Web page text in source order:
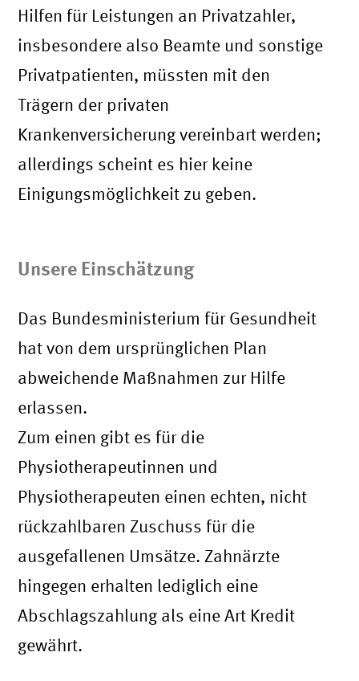
Hilfen für Leistungen an Privatzahler,
insbesondere also Beamte und sonstige
Privatpatienten, müssten mit den
Trägern der privaten
Krankenversicherung vereinbart werden;
allerdings scheint es hier keine
Einigungsmöglichkeit zu geben.
Unsere Einschätzung
Das Bundesministerium für Gesundheit
hat von dem ursprünglichen Plan
abweichende Maßnahmen zur Hilfe
erlassen.
Zum einen gibt es für die
Physiotherapeutinnen und
Physiotherapeuten einen echten, nicht
rückzahlbaren Zuschuss für die
ausgefallenen Umsätze. Zahnärzte
hingegen erhalten lediglich eine
Abschlagszahlung als eine Art Kredit
gewährt.